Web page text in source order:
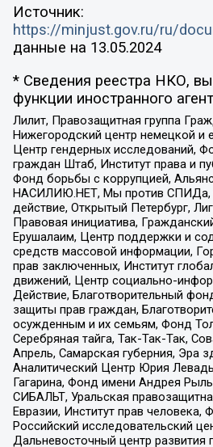
Источник:
https://minjust.gov.ru/ru/
данные на 13.05.2024
* Сведения реестра НКО,
функции иностранного
Лилит, Правозащитная группа
Нижегородский центр немецкой и
Центр гендерных исследований,
граждан Штаб, Институт права и
Фонд борьбы с коррупцией,
НАСИЛИЮ.НЕТ, Мы против СПИДа,
действие, Открытый Петербург,
Правовая инициатива,
Ерушалаим, Центр поддержки и
средств массовой информации,
прав заключенных, Институт
движений, Центр социально-
Действие, Благотворительный
защиты прав граждан,
осужденным и их семьям, Фонд
Серебряная тайга, Так-Так-Так,
Апрель, Самарская губерния, Эра
Аналитический Центр Юрия
Гагарина, Фонд имени Андрея
СИБАЛЬТ, Уральская
Евразии, Институт прав человека,
Российский исследовательский
Дальневосточный центр развития